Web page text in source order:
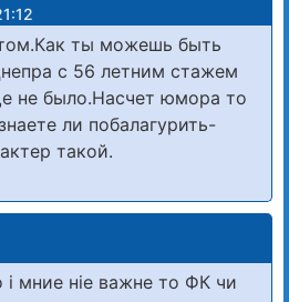
ты можешь быть
с 56 летним стажем
не было.Насчет юмора то
ли побалагурить-
такой.
і мние ніе важне то ФК чи